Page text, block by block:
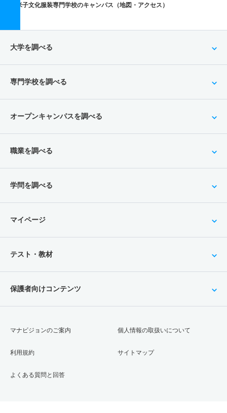
米子文化服装専門学校のキャンパス（地図・アクセス）
大学を調べる
専門学校を調べる
オープンキャンパスを調べる
職業を調べる
学問を調べる
マイページ
テスト・教材
保護者向けコンテンツ
マナビジョンのご案内
利用規約
よくある質問と回答
個人情報の取扱いについて
サイトマップ